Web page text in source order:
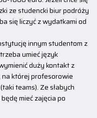
ze studencki biur podróży
się liczyć z wydatkami od
innym studentom z
umieć język
duży kontakt z
której profesorowie
teams). Ze słabych
mieć zajęcia po